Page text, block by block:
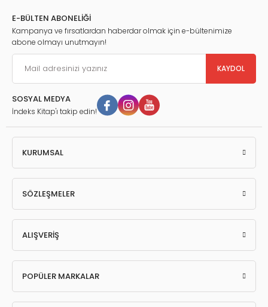
E-BÜLTEN ABONELİĞİ
Kampanya ve fırsatlardan haberdar olmak için e-bültenimize
abone olmayı unutmayın!
KAYDOL
SOSYAL MEDYA
İndeks Kitap'ı takip edin!
KURUMSAL
SÖZLEŞMELER
ALIŞVERİŞ
POPÜLER MARKALAR